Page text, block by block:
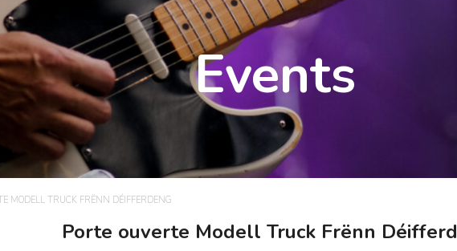
Events
MODELL TRUCK FRËNN DÉIFFERDENG
Porte ouverte Modell Truck Frënn